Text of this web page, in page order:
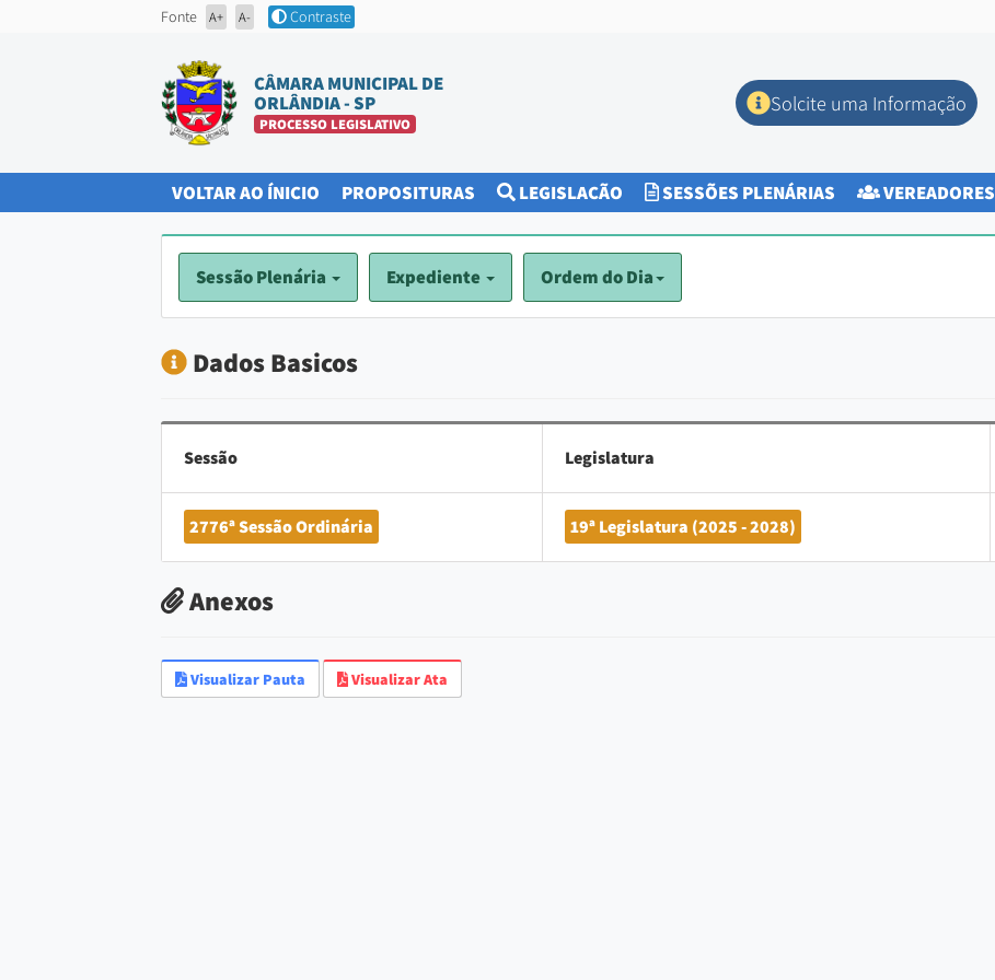
Fonte A+ A- Contraste
CÂMARA MUNICIPAL DE
ORLÂNDIA - SP
PROCESSO LEGISLATIVO
Solcite uma Informação
VOLTAR AO ÍNICIO (CURRENT)
PROPOSITURAS (CURRENT)
LEGISLAÇÃO SESSÕES PLENÁRIAS VEREADORES
Sessão Plenária Expediente Ordem do Dia
Dados Basicos
Sessão Legislatura
2776ª Sessão Ordinária 19ª Legislatura (2025 - 2028)
Anexos
Visualizar Pauta Visualizar Ata